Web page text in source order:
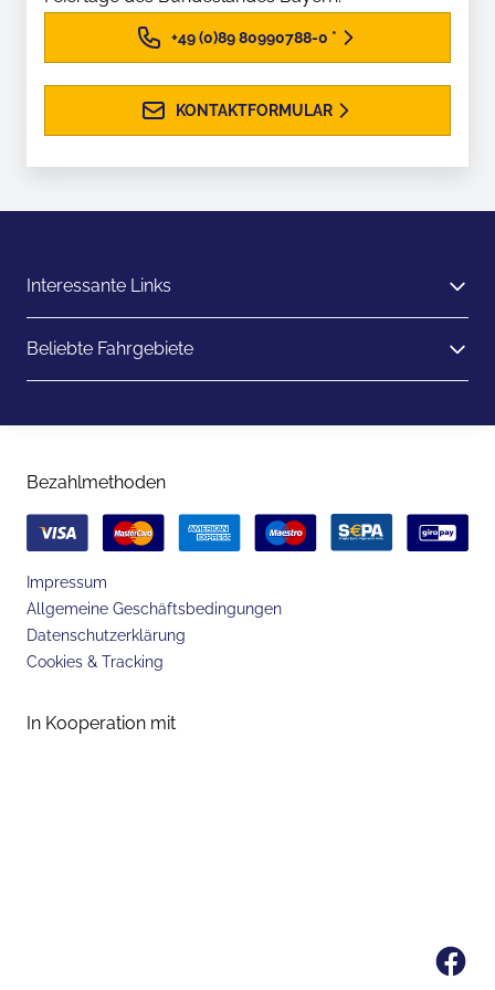
+49 (0)89 80990788-0 *
KONTAKTFORMULAR
Interessante Links
Beliebte Fahrgebiete
Bezahlmethoden
Impressum
Allgemeine Geschäftsbedingungen
Datenschutzerklärung
Cookies & Tracking
In Kooperation mit